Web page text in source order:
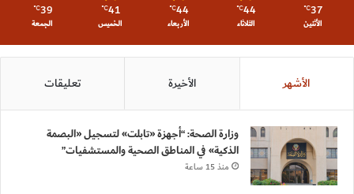
37
℃
الأثنين
44
℃
الثلاثاء
44
℃
الأربعاء
41
℃
الخميس
39
℃
الجمعة
الأشهر الأخيرة تعليقات
وزارة الصحة: “أجهزة «تابلت» لتسجيل «البصمة
الذكية» في المناطق الصحية والمستشفيات”
منذ 15 ساعة